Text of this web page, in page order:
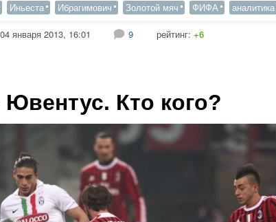
Иньеста Ибрагимович Золотой мяч ФИФА аналитика
04 января 2013, 16:01 9 рейтинг:+6
Кто кого?